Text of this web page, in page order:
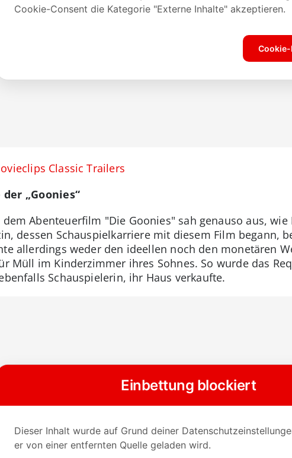
Classic Trailers
„Goonies“
dem Abenteuerfilm "Die Goonies" sah genauso aus,
dessen Schauspielkarriere mit diesem Film begann,
allerdings weder den ideellen noch den monetären
Müll im Kinderzimmer ihres Sohnes. So wurde das
Schauspielerin, ihr Haus verkaufte.